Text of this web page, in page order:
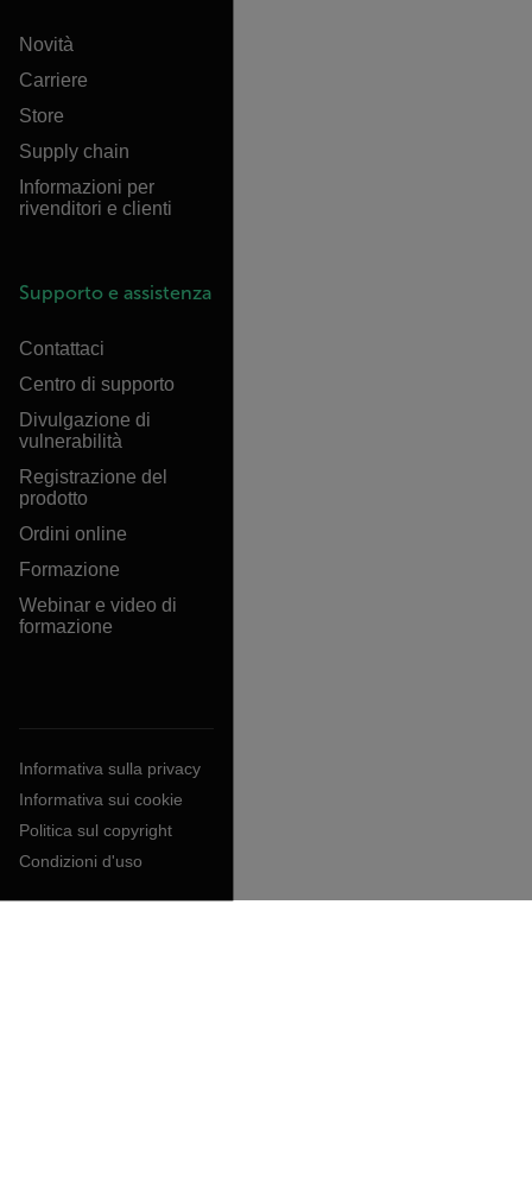
Novità
Carriere
Store
Supply chain
Informazioni per
rivenditori e clienti
Supporto e assistenza
Contattaci
Centro di supporto
Divulgazione di
vulnerabilità
Registrazione del
prodotto
Ordini online
Formazione
Webinar e video di
formazione
Informativa sulla privacy
Informativa sui cookie
Politica sul copyright
Condizioni d'uso